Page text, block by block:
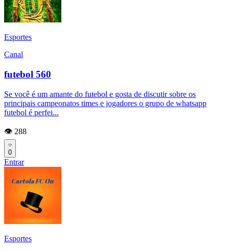
Esportes
Canal
futebol 560
Se você é um amante do futebol e gosta de discutir sobre os
principais campeonatos times e jogadores o grupo de whatsapp
futebol é perfei...
👁️ 288
0
Entrar
Esportes